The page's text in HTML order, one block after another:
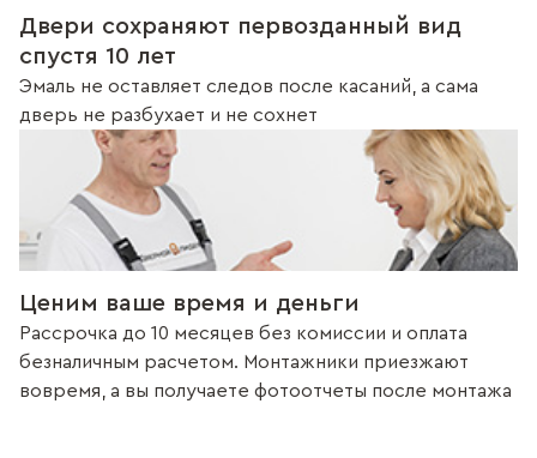
Двери сохраняют первозданный вид
спустя 10 лет
Эмаль не оставляет следов после касаний, а сама
дверь не разбухает и не сохнет
Ценим ваше время и деньги
Рассрочка до 10 месяцев без комиссии и оплата
безналичным расчетом. Монтажники приезжают
вовремя, а вы получаете фотоотчеты после монтажа